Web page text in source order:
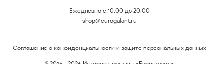
Ежедневно с 10:00 до 20:00
shop@eurogalant.ru
Соглашение о конфиденциальности и защите персональных данных